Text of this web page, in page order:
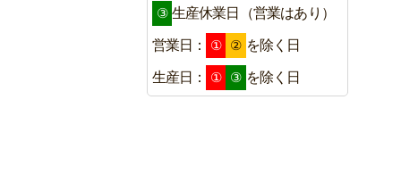
③ 生産休業日（営業はあり）
営業日： ① ② を除く日
生産日： ① ③ を除く日